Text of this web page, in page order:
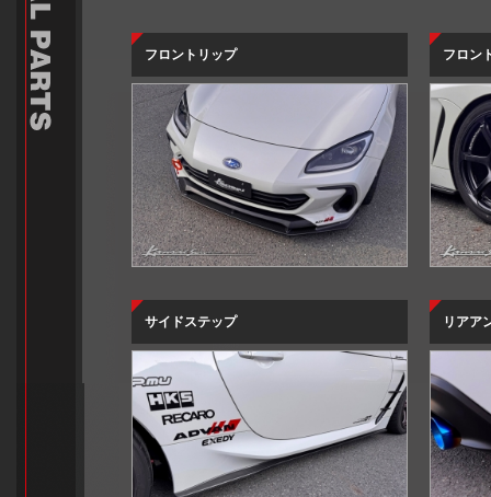
フロントリップ フロン
サイドステップ リアア